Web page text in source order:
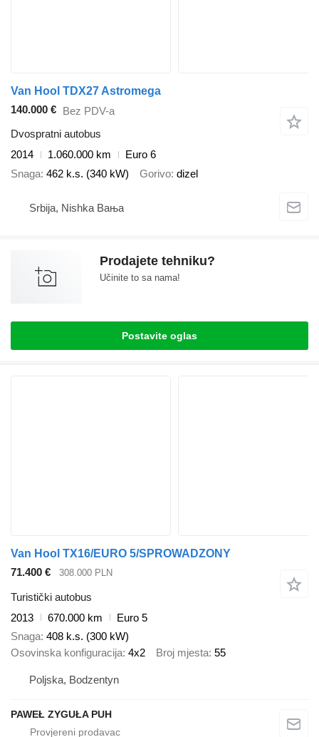
Van Hool TDX27 Astromega
140.000 € Bez PDV-a
Dvospratni autobus
2014
1.060.000 km
Euro 6
Snaga 462 k.s. (340 kW) Gorivo dizel
Srbija, Nishka Baњa
Prodajete tehniku?
Učinite to sa nama!
Postavite oglas
Van Hool TX16/EURO 5/SPROWADZONY
71.400 €
308.000 PLN
Turistički autobus
2013
670.000 km
Euro 5
Snaga 408 k.s. (300 kW)
Osovinska konfiguracija 4x2 Broj mjesta 55
Poljska, Bodzentyn
PAWEŁ ZYGUŁA PUH